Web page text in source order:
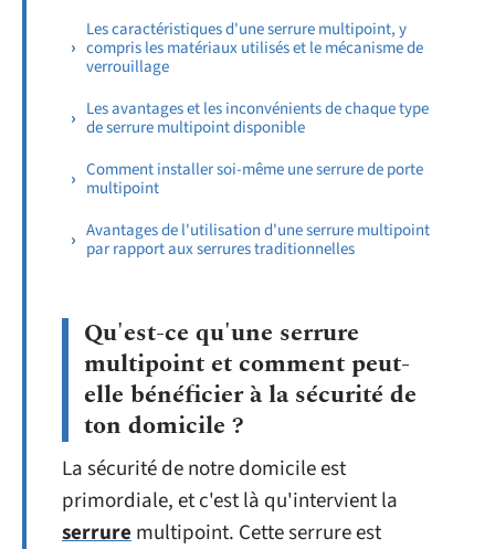
Les caractéristiques d'une serrure multipoint, y
compris les matériaux utilisés et le mécanisme de
verrouillage
Les avantages et les inconvénients de chaque type
de serrure multipoint disponible
Comment installer soi-même une serrure de porte
multipoint
Avantages de l'utilisation d'une serrure multipoint
par rapport aux serrures traditionnelles
Qu'est-ce qu'une serrure
multipoint et comment peut-
elle bénéficier à la sécurité de
ton domicile ?
La sécurité de notre domicile est
primordiale, et c'est là qu'intervient la
serruremultipoint. Cette serrure est